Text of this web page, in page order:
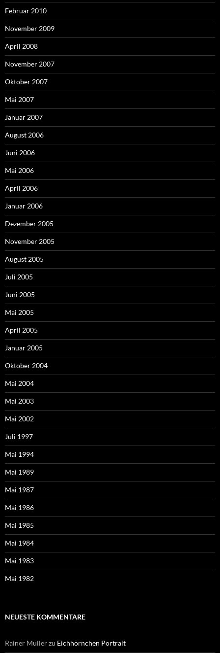
Februar 2010
November 2009
April 2008
November 2007
Oktober 2007
Mai 2007
Januar 2007
August 2006
Juni 2006
Mai 2006
April 2006
Januar 2006
Dezember 2005
November 2005
August 2005
Juli 2005
Juni 2005
Mai 2005
April 2005
Januar 2005
Oktober 2004
Mai 2004
Mai 2003
Mai 2002
Juli 1997
Mai 1994
Mai 1989
Mai 1987
Mai 1986
Mai 1985
Mai 1984
Mai 1983
Mai 1982
NEUESTE KOMMENTARE
Rainer Müllerzu Eichhörnchen Portrait